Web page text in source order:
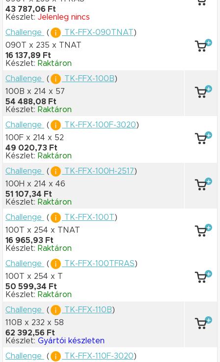
43 787,06 Ft
Készlet: Jelenleg nincs
Challenge
( TK-FFX-090TNAT)
090T x 235 x TNAT
16 137,89 Ft
Készlet: Raktáron
Challenge
( TK-FFX-100B)
100B x 214 x 57
54 488,08 Ft
Készlet: Raktáron
Challenge
( TK-FFX-100F-3020)
100F x 214 x 52
49 020,73 Ft
Készlet: Raktáron
Challenge
( TK-FFX-100H-2517)
100H x 214 x 46
51 107,34 Ft
Készlet: Raktáron
Challenge
( TK-FFX-100T)
100T x 254 x TNAT
16 965,93 Ft
Készlet: Raktáron
Challenge
( TK-FFX-100TFRAS)
100T x 254 x T
50 599,34 Ft
Készlet: Raktáron
Challenge
( TK-FFX-110B)
110B x 232 x 58
62 392,56 Ft
Készlet: Gyártói készleten
Challenge
( TK-FFX-110F-3020)